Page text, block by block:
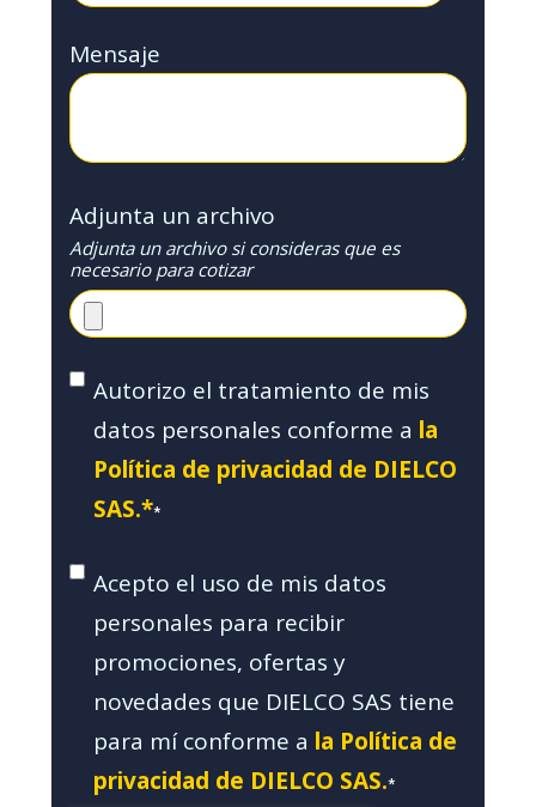
Mensaje
Adjunta un archivo
Adjunta un archivo si consideras que es
necesario para cotizar
Autorizo el tratamiento de mis
datos personales conforme a la
Política de privacidad de DIELCO
SAS.**
Acepto el uso de mis datos
personales para recibir
promociones, ofertas y
novedades que DIELCO SAS tiene
para mí conforme a la Política de
privacidad de DIELCO SAS.*